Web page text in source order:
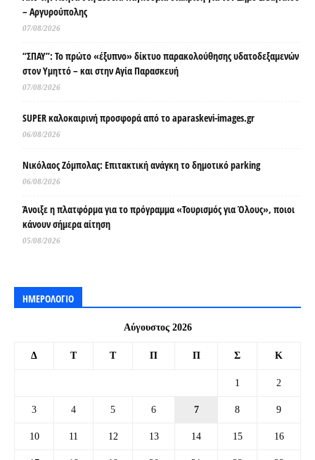
– Αργυρούπολης
07/08/2026
“ΣΠΑΥ”: Το πρώτο «έξυπνο» δίκτυο παρακολούθησης υδατοδεξαμενών
στον Υμηττό – και στην Αγία Παρασκευή
07/08/2026
SUPER καλοκαιρινή προσφορά από το aparaskevi-images.gr
06/08/2026
Νικόλαος Ζόμπολας: Επιτακτική ανάγκη το δημοτικό parking
06/08/2026
Άνοιξε η πλατφόρμα για το πρόγραμμα «Τουρισμός για Όλους», ποιοι
κάνουν σήμερα αίτηση
05/08/2026
ΗΜΕΡΟΛΟΓΙΟ
Αύγουστος 2026
Δ Τ Τ Π Π Σ Κ
1 2
3 4 5 6 7 8 9
10 11 12 13 14 15 16